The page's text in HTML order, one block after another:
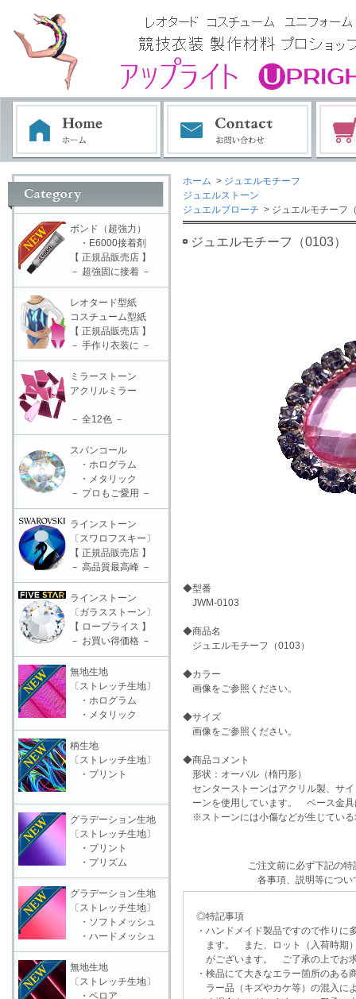
ホーム > ジュエルモチーフ
ジュエルストーン
ジュエルブローチ > ジュエルモチーフ
ジュエルモチーフ（0103）
◆型番
JWM-0103
◆商品名
ジュエルモチーフ（0103）
◆カラー
画像をご参照ください。
◆サイズ
画像をご参照ください。
◆商品コメント
形状：オーバル（楕円形）
センターストーンはアクリル製、サ
ーンを使用しています。 ベース金具
※ストーンには小傷などが生じている
ご注文前に必ず下記の
各事項、説明等につい
◎特記事項
・ハンドメイド製品ですので作りに
ます。 また、ロット（入荷時期）
がございます。 ご了承の上でお求
・検品にて大きなエラー箇所のある
ラー品（キズやカケ等）の混入に
ボンド（超強力）
・E6000接着剤
【 正規品販売店 】
－ 超強固に接着 －
レオタード型紙
コスチューム型紙
【 正規品販売店 】
－ 手作り衣装に －
ミラーストーン
アクリルミラー
－ 全12色 －
スパンコール
・ホログラム
・メタリック
－ プロもご愛用 －
ラインストーン
〔スワロフスキー〕
【 正規品販売店 】
－ 高品質最高峰 －
ラインストーン
〔ガラスストーン〕
【 ロープライス 】
－ お買い得価格 －
無地生地
〔ストレッチ生地〕
・ホログラム
・メタリック
柄生地
〔ストレッチ生地〕
・プリント
グラデーション生地
〔ストレッチ生地〕
・プリント
・プリズム
グラデーション生地
〔ストレッチ生地〕
・ソフトメッシュ
・ハードメッシュ
無地生地
〔ストレッチ生地〕
・ベロア